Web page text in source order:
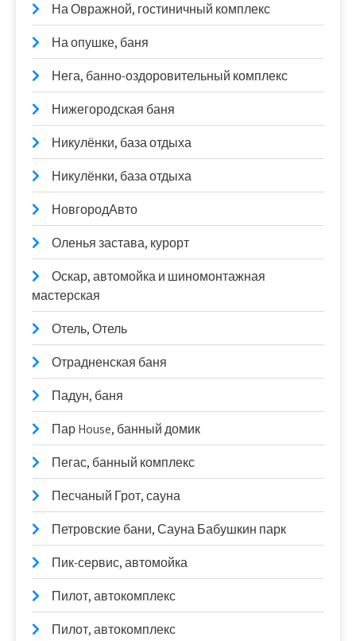
На Овражной, гостиничный комплекс
На опушке, баня
Нега, банно-оздоровительный комплекс
Нижегородская баня
Никулёнки, база отдыха
Никулёнки, база отдыха
НовгородАвто
Оленья застава, курорт
Оскар, автомойка и шиномонтажная
мастерская
Отель, Отель
Отрадненская баня
Падун, баня
Пар House, банный домик
Пегас, банный комплекс
Песчаный Грот, сауна
Петровские бани, Сауна Бабушкин парк
Пик-сервис, автомойка
Пилот, автокомплекс
Пилот, автокомплекс